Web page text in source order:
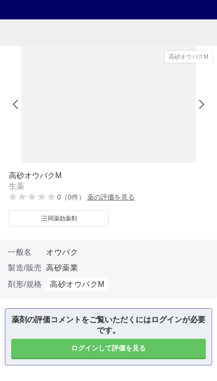
高砂オウバクM
高砂オウバクM
生薬
0（0件） 薬の評価を見る
同薬効薬剤
一般名
オウバク
製造/販売 高砂薬業
剤形/規格
高砂オウバクM
薬剤の評価コメントをご覧いただくにはログインが必要
です。
ログインして評価を見る